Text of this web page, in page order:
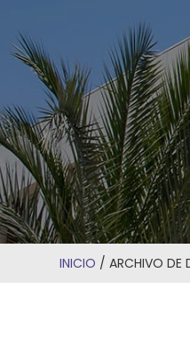
INICIO /ARCHIVO DE